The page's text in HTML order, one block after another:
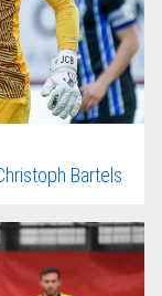
Bartels